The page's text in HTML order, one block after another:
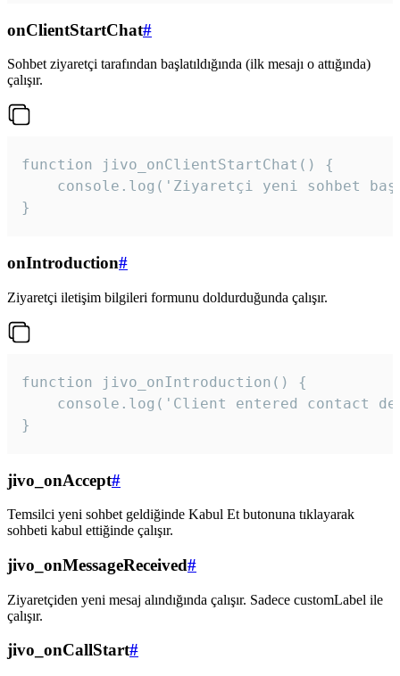
onClientStartChat#
Sohbet ziyaretçi tarafından başlatıldığında (ilk mesajı o attığında)
çalışır.
function jivo_onClientStartChat() {
console.log('Ziyaretçi yeni sohbet
}
onIntroduction#
Ziyaretçi iletişim bilgileri formunu doldurduğunda çalışır.
function jivo_onIntroduction() {
console.log('Client entered contact
}
jivo_onAccept#
Temsilci yeni sohbet geldiğinde Kabul Et butonuna tıklayarak
sohbeti kabul ettiğinde çalışır.
jivo_onMessageReceived#
Ziyaretçiden yeni mesaj alındığında çalışır. Sadece customLabel ile
çalışır.
jivo_onCallStart#